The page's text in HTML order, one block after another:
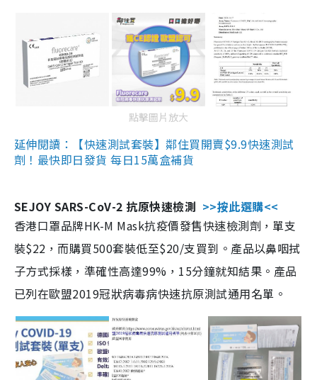
點擊圖片放大
延伸閱讀：【快速測試套裝】鄰住買開賣$9.9快速測試
劑！最快即日發貨 每日15萬盒補貨
SEJOY SARS-CoV-2 抗原快速檢測 >>按此選購<<
香港口罩品牌HK-M Mask抗疫價發售快速檢測劑，單支
裝$22，而購買500套裝低至$20/支買到。產品以鼻咽拭
子方式採樣，準確性高達99%，15分鐘就知結果。產品
已列在歐盟2019冠狀病毒病快速抗原測試通用名單。